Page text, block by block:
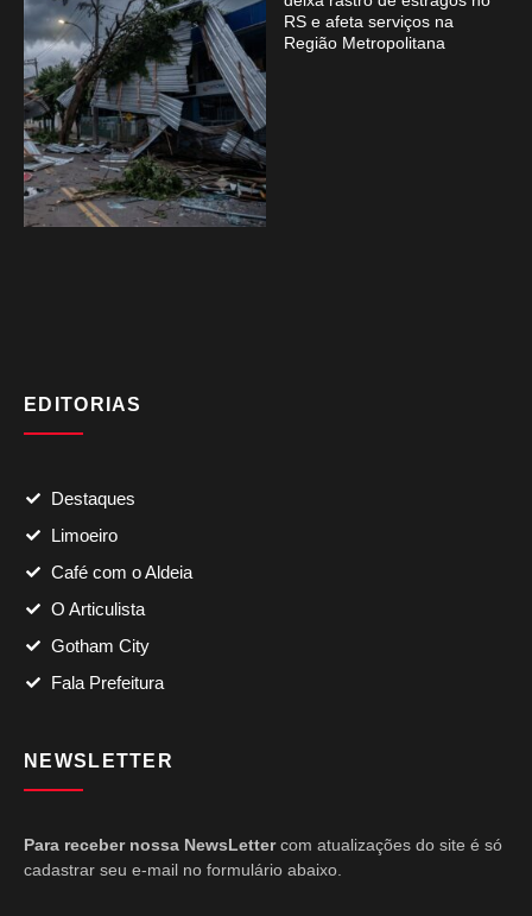
RS e afeta serviços na
Região Metropolitana
EDITORIAS
Destaques
Limoeiro
Café com o Aldeia
O Articulista
Gotham City
Fala Prefeitura
NEWSLETTER
Para receber nossa NewsLettercom atualizações do site é só
cadastrar seu e-mail no formulário abaixo.